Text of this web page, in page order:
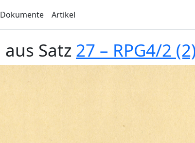
Dokumente Artikel
aus Satz 27 – RPG4/2 (2)